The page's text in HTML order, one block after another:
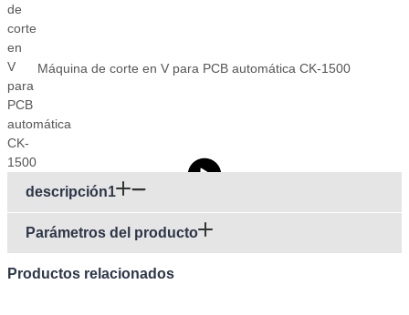
Máquina de corte en V para PCB automática CK-1500
descripción1
Parámetros del producto
Productos relacionados